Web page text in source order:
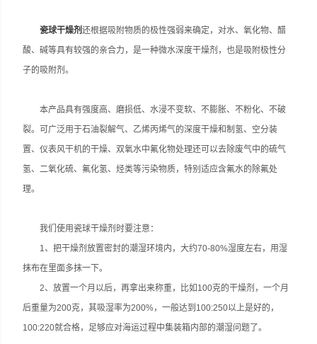
瓷球干燥剂还根据吸附物质的极性强弱来确定，对水、氧化物、醋
酸、碱等具有较强的亲合力，是一种微水深度干燥剂，也是吸附极性分
子的吸附剂。
本产品具有强度高、磨损低、水浸不变软、不膨胀、不粉化、不破
裂。可广泛用于石油裂解气、乙烯丙烯气的深度干燥和制氢、空分装
置、仪表风干机的干燥、双氧水中氟化物处理还可以去除废气中的硫气
氢、二氧化硫、氟化氢、烃类等污染物质，特别适应含氟水的除氟处
理。
我们使用瓷球干燥剂时要注意：
1、把干燥剂放置密封的潮湿环境内，大约70-80%湿度左右，用湿
抹布在里面多抹一下。
2、放置一个月以后，再拿出来称重，比如100克的干燥剂，一个月
后重量为200克，其吸湿率为200%，一般达到100:250以上是好的，
100:220就合格，足够应对海运过程中集装箱内部的潮湿问题了。